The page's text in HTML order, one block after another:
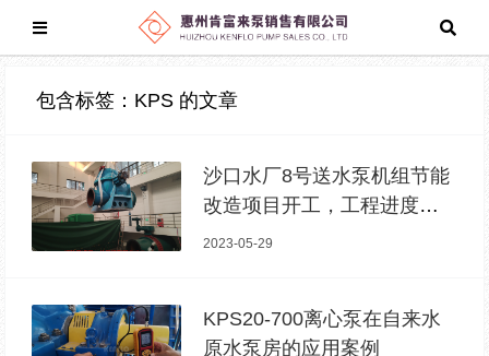
包含标签：KPS 的文章
沙口水厂8号送水泵机组节能
改造项目开工，工程进度推
进迅速
2023-05-29
KPS20-700离心泵在自来水
原水泵房的应用案例